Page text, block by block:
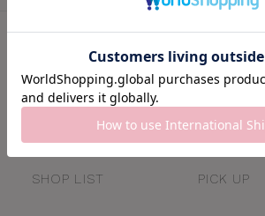
HOME NEWS
COLLECTION CONCEPT
SHOP LIST PICK UP